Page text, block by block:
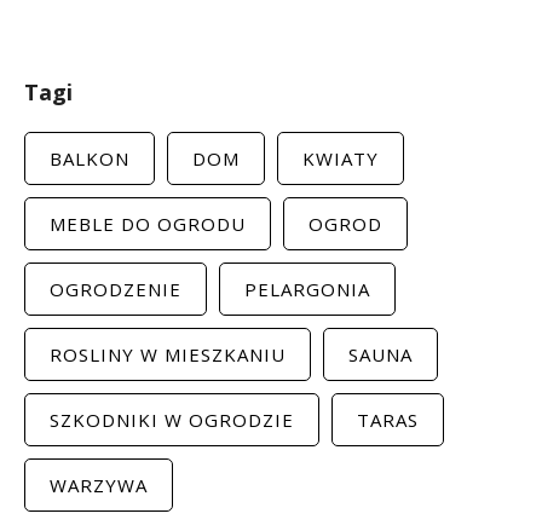
Tagi
BALKON DOM KWIATY
MEBLE DO OGRODU OGROD
OGRODZENIE PELARGONIA
ROSLINY W MIESZKANIU SAUNA
SZKODNIKI W OGRODZIE TARAS
WARZYWA